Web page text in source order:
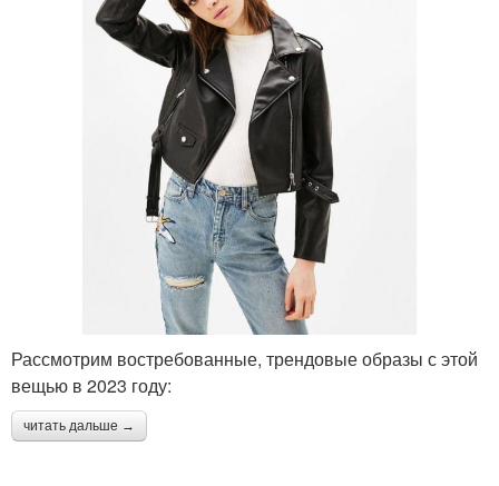
Рассмотрим востребованные, трендовые образы с этой
вещью в 2023 году:
читать дальше →